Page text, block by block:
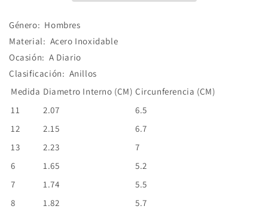
Género: Hombres
Material: Acero Inoxidable
Ocasión: A Diario
Clasificación: Anillos
Medida Diametro Interno (CM) Circunferencia (CM)
11
2.07
6.5
12
2.15
6.7
13
2.23
7
6
1.65
5.2
7
1.74
5.5
8
1.82
5.7